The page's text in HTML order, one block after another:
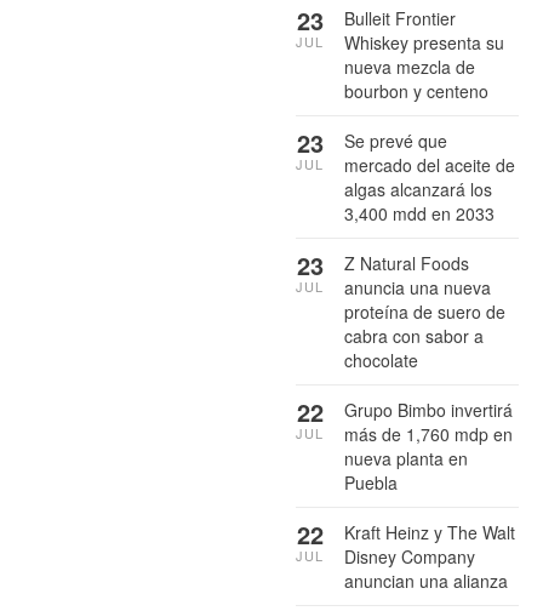
Bulleit Frontier
Whiskey presenta su
nueva mezcla de
bourbon y centeno
23
JUL
Se prevé que
mercado del aceite de
algas alcanzará los
3,400 mdd en 2033
23
JUL
Z Natural Foods
anuncia una nueva
proteína de suero de
cabra con sabor a
chocolate
23
JUL
Grupo Bimbo invertirá
más de 1,760 mdp en
nueva planta en
Puebla
22
JUL
Kraft Heinz y The Walt
Disney Company
anuncian una alianza
22
JUL